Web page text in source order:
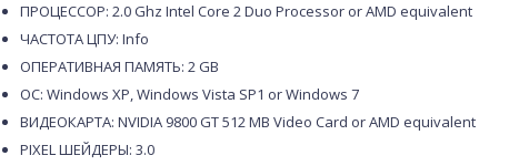
ПРОЦЕССОР: 2.0 Ghz Intel Core 2 Duo Processor or AMD equivalent
ЧАСТОТА ЦПУ: Info
ОПЕРАТИВНАЯ ПАМЯТЬ: 2 GB
ОС: Windows XP, Windows Vista SP1 or Windows 7
ВИДЕОКАРТА: NVIDIA 9800 GT 512 MB Video Card or AMD equivalent
PIXEL ШЕЙДЕРЫ: 3.0